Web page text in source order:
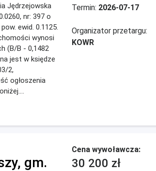
Jędrzejowska
nr: 397 o
ewid. 0.1125.
wynosi
(B/B - 0,1482
jest w księdze
2,
ogłoszenia
Termin: 2026-07-17
Organizator przetargu:
KOWR
gm.
Cena wywoławcza:
30 200 zł